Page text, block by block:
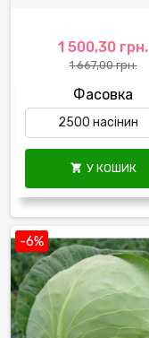
1 500,30 грн.
1 667,00 грн.
Фасовка
 У КОШИК
-6%